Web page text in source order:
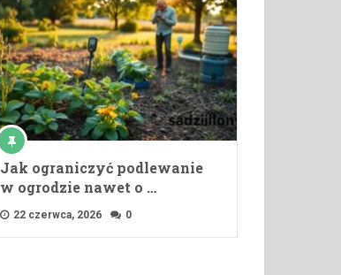
Jak ograniczyć podlewanie
w ogrodzie nawet o …
22 czerwca, 2026 0